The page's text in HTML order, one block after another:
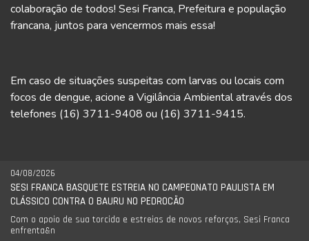
colaboração de todos! Sesi Franca, Prefeitura e população
francana, juntos para vencermos mais essa!
Em caso de situações suspeitas com larvas ou locais com
focos de dengue, acione a Vigilância Ambiental através dos
telefones (16) 3711-9408 ou (16) 3711-9415.
04/08/2026
SESI FRANCA BASQUETE ESTREIA NO CAMPEONATO PAULISTA EM
CLÁSSICO CONTRA O BAURU NO PEDROCÃO
Com o apoio de sua torcida e estreias de novos reforços, Sesi Franca
enfrenta&n